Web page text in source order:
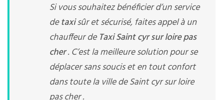
Si vous souhaitez bénéficier d’un service
detaxisûr et sécurisé, faites appel à un
chauffeur de Taxi Saint cyr sur loire pas
cher. C’est la meilleure solution pour se
déplacer sans soucis et en tout confort
dans toute la ville de Saint cyr sur loire